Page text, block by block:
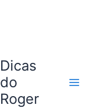
Dicas
do
Roger